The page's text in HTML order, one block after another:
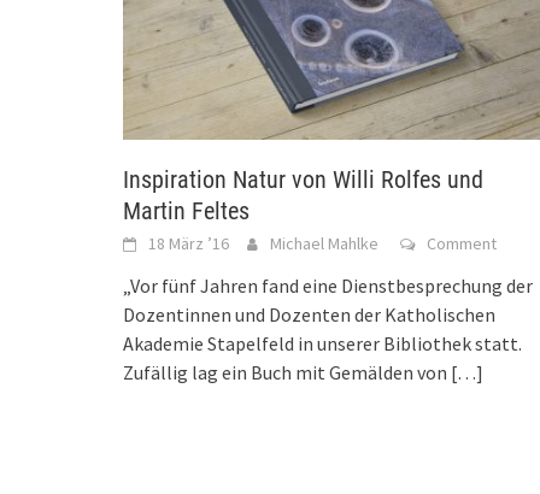
Inspiration Natur von Willi Rolfes und
Martin Feltes
18 März ’16 Michael Mahlke Comment
„Vor fünf Jahren fand eine Dienstbesprechung der
Dozentinnen und Dozenten der Katholischen
Akademie Stapelfeld in unserer Bibliothek statt.
Zufällig lag ein Buch mit Gemälden von […]